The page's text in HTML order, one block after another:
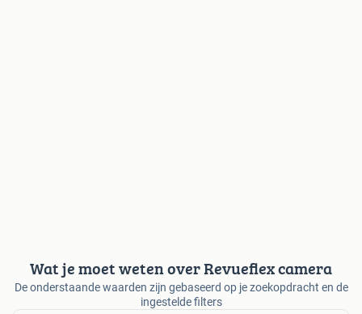
Wat je moet weten over Revueflex camera
De onderstaande waarden zijn gebaseerd op je zoekopdracht en de
ingestelde filters